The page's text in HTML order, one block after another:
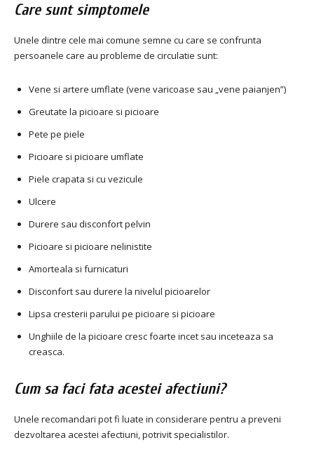
Care sunt simptomele
Unele dintre cele mai comune semne cu care se confrunta
persoanele care au probleme de circulatie sunt:
Vene si artere umflate (vene varicoase sau „vene paianjen”)
Greutate la picioare si picioare
Pete pe piele
Picioare si picioare umflate
Piele crapata si cu vezicule
Ulcere
Durere sau disconfort pelvin
Picioare si picioare nelinistite
Amorteala si furnicaturi
Disconfort sau durere la nivelul picioarelor
Lipsa cresterii parului pe picioare si picioare
Unghiile de la picioare cresc foarte incet sau inceteaza sa
creasca.
Cum sa faci fata acestei afectiuni?
Unele recomandari pot fi luate in considerare pentru a preveni
dezvoltarea acestei afectiuni, potrivit specialistilor.